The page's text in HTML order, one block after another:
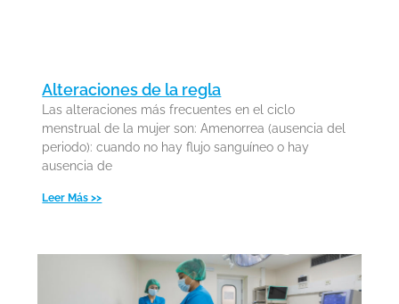
del útero) y les dejaran paso libre para su
siembra en los órganos internos.
Por otro lado, está el componente
posibilidad de desarrollar esta
¿La endometriosis puede provocar
infertilidad?
Alteraciones de la regla
Las alteraciones más frecuentes en el ciclo
menstrual de la mujer son: Amenorrea (ausencia del
periodo): cuando no hay flujo sanguíneo o hay
ausencia de
Leer Más >>